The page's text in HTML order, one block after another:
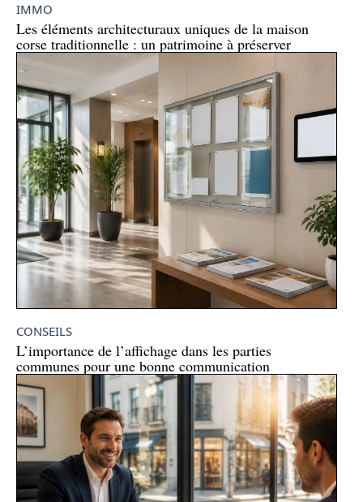
IMMO
Les éléments architecturaux uniques de la maison
corse traditionnelle : un patrimoine à préserver
CONSEILS
L’importance de l’affichage dans les parties
communes pour une bonne communication